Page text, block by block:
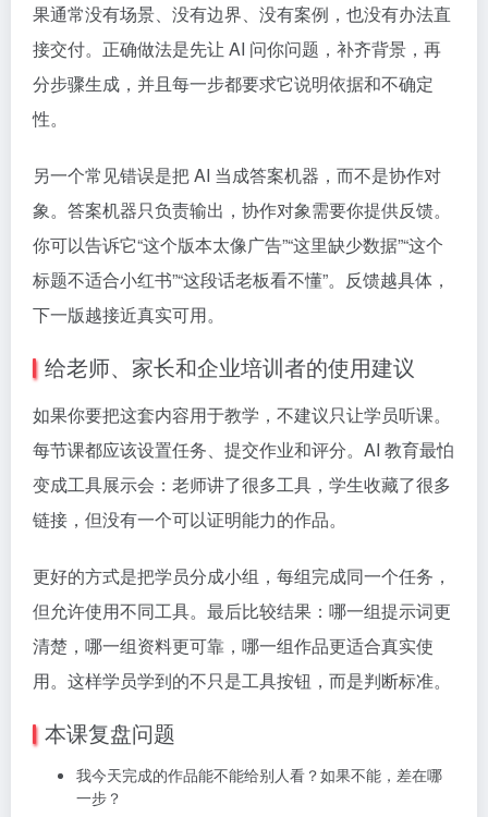
果通常没有场景、没有边界、没有案例，也没有办法直
接交付。正确做法是先让 AI 问你问题，补齐背景，再
分步骤生成，并且每一步都要求它说明依据和不确定
性。
另一个常见错误是把 AI 当成答案机器，而不是协作对
象。答案机器只负责输出，协作对象需要你提供反馈。
你可以告诉它“这个版本太像广告”“这里缺少数据”“这个
标题不适合小红书”“这段话老板看不懂”。反馈越具体，
下一版越接近真实可用。
给老师、家长和企业培训者的使用建议
如果你要把这套内容用于教学，不建议只让学员听课。
每节课都应该设置任务、提交作业和评分。AI 教育最怕
变成工具展示会：老师讲了很多工具，学生收藏了很多
链接，但没有一个可以证明能力的作品。
更好的方式是把学员分成小组，每组完成同一个任务，
但允许使用不同工具。最后比较结果：哪一组提示词更
清楚，哪一组资料更可靠，哪一组作品更适合真实使
用。这样学员学到的不只是工具按钮，而是判断标准。
本课复盘问题
我今天完成的作品能不能给别人看？如果不能，差在哪
一步？